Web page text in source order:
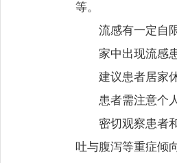
等。
流感有一定自
家中出现流感
建议患者居家
患者需注意个
密切观察患者
吐与腹泻等重症倾